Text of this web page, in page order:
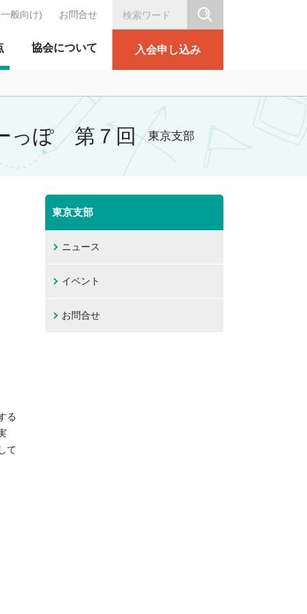
テーション協会
協会について 入会申し込み
般向け) お問合せ
っぽ 第７回 東京支部
る
て
東京支部
ニュース
イベント
お問合せ